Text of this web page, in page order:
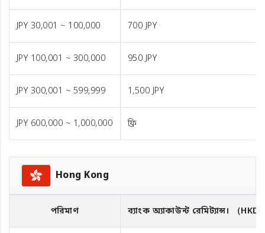
JPY 30,001 ~ 100,000 700 JPY
JPY 100,001 ~ 300,000 950 JPY
JPY 300,001 ~ 599,999 1,500 JPY
JPY 600,000 ~ 1,000,000 ফ্রি
Hong Kong
পরিমাণ ব্যাংক অ্যাকাউন্ট রেমিট্যান্স। （